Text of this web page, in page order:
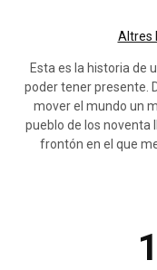
Altres
Esta es la historia de
poder tener presente.
mover el mundo un
pueblo de los noventa
frontón en el que